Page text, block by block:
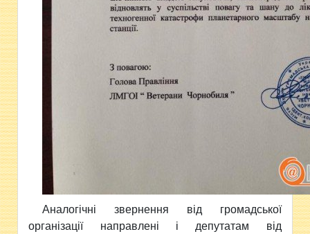
Аналогічні звернення від громадської
організації направлені і депутатам від